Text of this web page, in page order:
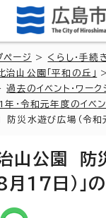
ページ > くらし・手続
治山公園「平和の丘」
過去のイベント・ワーク
・令和元年度のイベン
防災水遊び広場（令
治山公園
月17日）」